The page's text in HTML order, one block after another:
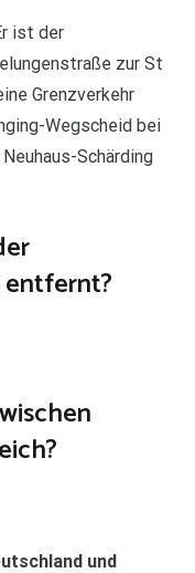
ist der
zur St
Grenzverkehr
Wegscheid bei
Schärding
und